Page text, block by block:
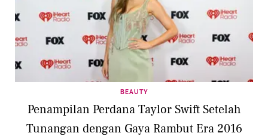
BEAUTY
Penampilan Perdana Taylor Swift Setelah
Tunangan dengan Gaya Rambut Era 2016